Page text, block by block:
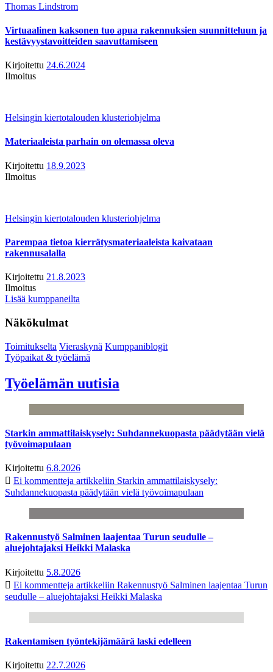
Thomas Lindstrom
Virtuaalinen kaksonen tuo apua rakennuksien suunnitteluun ja
kestävyystavoitteiden saavuttamiseen
Kirjoitettu 24.6.2024
Ilmoitus
Helsingin kiertotalouden klusteriohjelma
Materiaaleista parhain on olemassa oleva
Kirjoitettu 18.9.2023
Ilmoitus
Helsingin kiertotalouden klusteriohjelma
Parempaa tietoa kierrätysmateriaaleista kaivataan
rakennusalalla
Kirjoitettu 21.8.2023
Ilmoitus
Lisää kumppaneilta
Näkökulmat
Toimitukselta Vieraskynä Kumppaniblogit
Työpaikat & työelämä
Työelämän uutisia
Starkin ammattilaiskysely: Suhdannekuopasta päädytään vielä
työvoimapulaan
Kirjoitettu 6.8.2026
Ei kommentteja artikkeliin Starkin ammattilaiskysely:
Suhdannekuopasta päädytään vielä työvoimapulaan
Rakennustyö Salminen laajentaa Turun seudulle –
aluejohtajaksi Heikki Malaska
Kirjoitettu 5.8.2026
Ei kommentteja artikkeliin Rakennustyö Salminen laajentaa Turun
seudulle – aluejohtajaksi Heikki Malaska
Rakentamisen työntekijämäärä laski edelleen
Kirjoitettu 22.7.2026